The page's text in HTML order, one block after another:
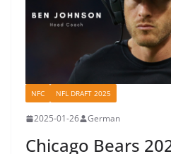
NFC NFL DRAFT 2025
2025-01-26 German
Chicago Bears